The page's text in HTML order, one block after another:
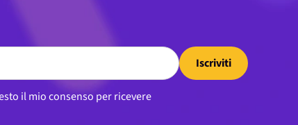
Iscriviti
il mio consenso per ricevere